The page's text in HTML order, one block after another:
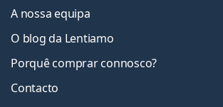
A nossa equipa
O blog da Lentiamo
Porquê comprar connosco?
Contacto